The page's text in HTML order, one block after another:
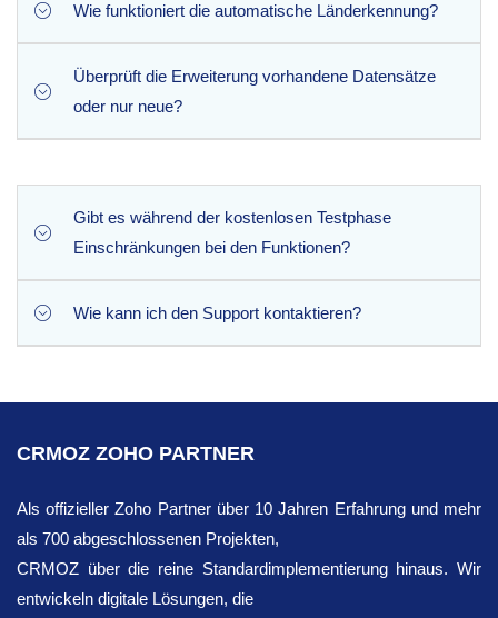
Phone Checker nahtlos in die Standardmodule „Leads“ und
„Kontakte“ von Zoho CRM Phone Checker , CRM alle
eingehenden Telefondaten automatisch zu überprüfen.
Wie funktioniert die automatische Länderkennung?
Anhand der internationalen Ländervorwahl der
Telefonnummer ermittelt Phone Checker das Herkunftsland
und füllt das Standardfeld „Land“ in Ihrem CRM aus.
Überprüft die Erweiterung vorhandene Datensätze
oder nur neue?
Kontakte, die innerhalb des Tages geändert wurden, und
Gibt es während der kostenlosen Testphase
Einschränkungen bei den Funktionen?
Ganz und gar nicht. Mit der 10-tägigen kostenlosen
Testversion erhalten Sie uneingeschränkten Zugriff auf
umfassenden Authentizitätsprüfung und der
Wie kann ich den Support kontaktieren?
CRMOZ ZOHO PARTNER
Als offizieller Zoho Partner über 10 Jahren Erfahrung und mehr
als 700 abgeschlossenen Projekten,
CRMOZ über die reine Standardimplementierung hinaus. Wir
entwickeln digitale Lösungen, die